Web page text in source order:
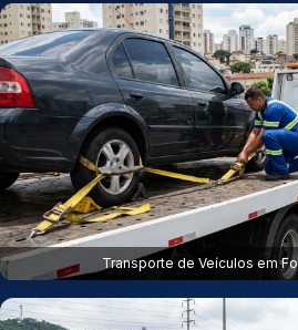
Transporte de Veículos em